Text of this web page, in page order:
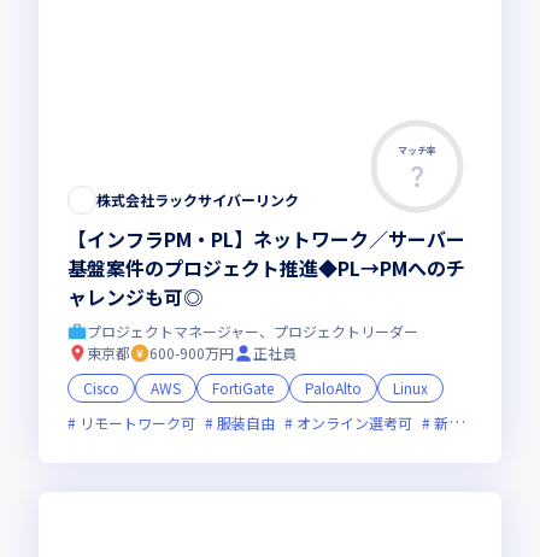
マッチ率
株式会社ラックサイバーリンク
【インフラPM・PL】ネットワーク／サーバー
基盤案件のプロジェクト推進◆PL→PMへのチ
ャレンジも可◎
プロジェクトマネージャー、プロジェクトリーダー
東京都
600-900万円
正社員
Cisco
AWS FortiGate PaloAlto
Linux
リモートワーク可
服装自由 オンライン選考可 新技術に積極的